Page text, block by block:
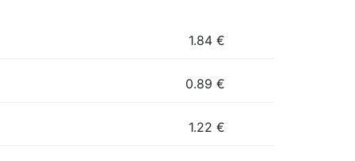
1.84 €
0.89 €
1.22 €